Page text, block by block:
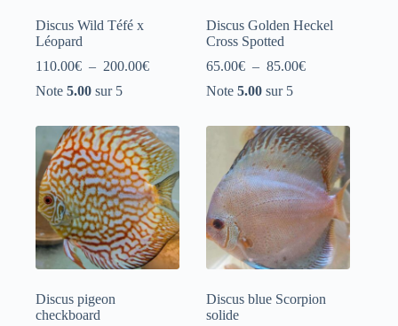
Discus Wild Téfé x
Léopard
110.00€ – 200.00€Plage
à
200.00€
Note 5.00 sur 5
Discus Golden Heckel
Cross Spotted
65.00€ – 85.00€Plage
à
85.00€
Note5.00 sur 5
Discus pigeon
checkboard
Discus blue Scorpion
solide